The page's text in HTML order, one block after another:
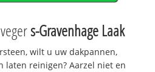
s-Gravenhage Laak
wilt u uw dakpannen,
laten reinigen? Aarzel niet en